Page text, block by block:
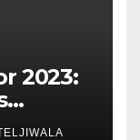
2023: